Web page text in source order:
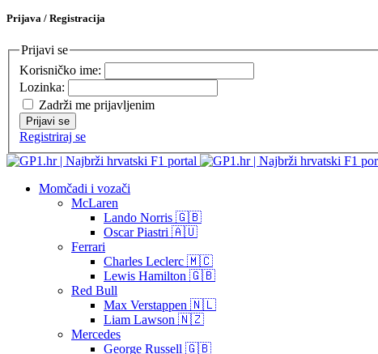
Prijava / Registracija
Prijavi se
Korisničko ime:
Lozinka:
Zadrži me prijavljenim
Prijavi se
Registriraj se
Momčadi i vozači
McLaren
Lando Norris 🇬🇧
Oscar Piastri 🇦🇺
Ferrari
Charles Leclerc 🇲🇨
Lewis Hamilton 🇬🇧
Red Bull
Max Verstappen 🇳🇱
Liam Lawson 🇳🇿
Mercedes
George Russell 🇬🇧